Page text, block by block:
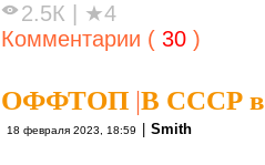
2.5К
★4
Комментарии ( 30 )
ОФФТОП |В СССР в
18 февраля 2023, 18:59 Smith